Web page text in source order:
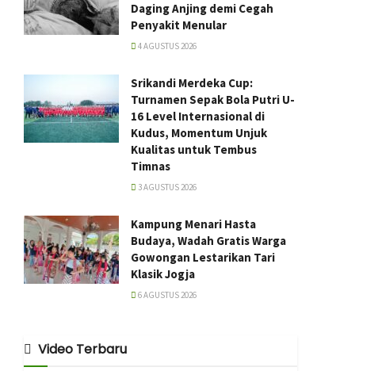
Daging Anjing demi Cegah
Penyakit Menular
4 AGUSTUS 2026
Srikandi Merdeka Cup:
Turnamen Sepak Bola Putri U-
16 Level Internasional di
Kudus, Momentum Unjuk
Kualitas untuk Tembus
Timnas
3 AGUSTUS 2026
Kampung Menari Hasta
Budaya, Wadah Gratis Warga
Gowongan Lestarikan Tari
Klasik Jogja
6 AGUSTUS 2026
Video Terbaru